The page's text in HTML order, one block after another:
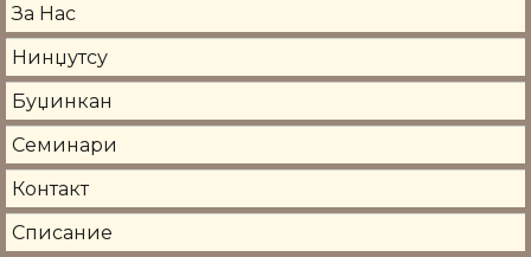
За Нас
Нинџутсу
Буџинкан
Семинари
Контакт
Списание